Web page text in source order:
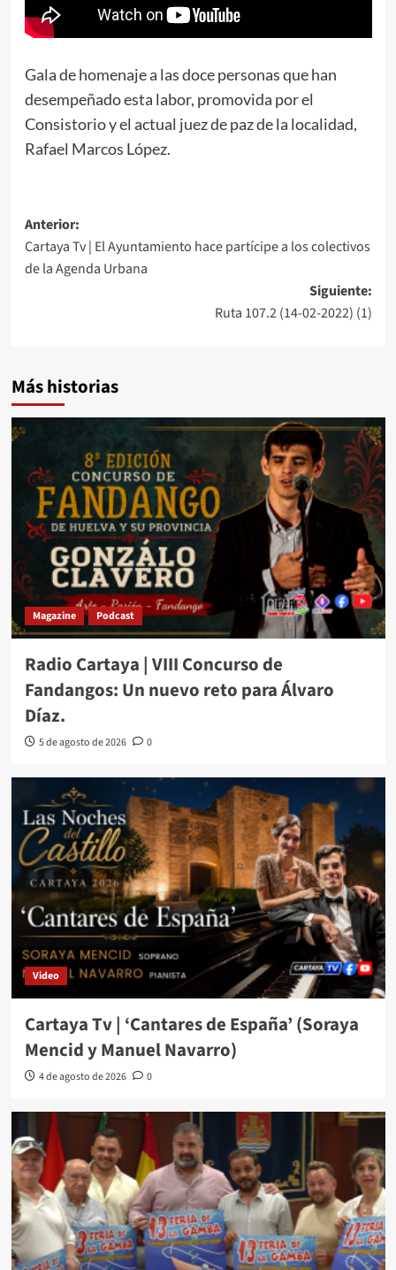
Gala de homenaje a las doce personas que han
desempeñado esta labor, promovida por el
Consistorio y el actual juez de paz de la localidad,
Rafael Marcos López.
Anterior:
Cartaya Tv | El Ayuntamiento hace partícipe a los colectivos
de la Agenda Urbana
Siguiente:
Ruta 107.2 (14-02-2022) (1)
Más historias
Magazine Podcast
Radio Cartaya | VIII Concurso de
Fandangos: Un nuevo reto para Álvaro
Díaz.
5 de agosto de 2026 0
Video
Cartaya Tv | ‘Cantares de España’ (Soraya
Mencid y Manuel Navarro)
4 de agosto de 2026 0